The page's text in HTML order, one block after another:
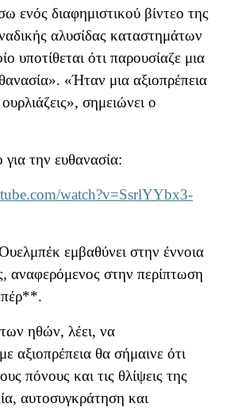
ενός διαφημιστικού βίντεο της
αλυσίδας καταστημάτων
υποτίθεται ότι παρουσίαζε μια
«Ήταν μια αξιοπρέπεια
», σημειώνει ο
για την ευθανασία:
watch?v=SsrlYYbx3-
εμβαθύνει στην έννοια
, αναφερόμενος στην περίπτωση
ηθών, λέει, να
αξιοπρέπεια θα σήμαινε ότι
πόνους και τις θλίψεις της
αυτοσυγκράτηση και